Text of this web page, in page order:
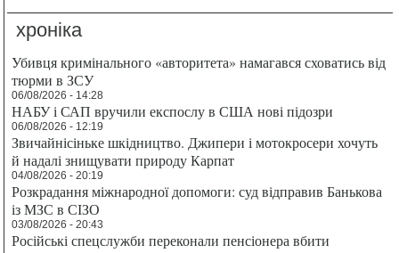
хроніка
Убивця кримінального «авторитета» намагався сховатись від
тюрми в ЗСУ
06/08/2026 - 14:28
НАБУ і САП вручили експослу в США нові підозри
06/08/2026 - 12:19
Звичайнісіньке шкідництво. Джипери і мотокросери хочуть
й надалі знищувати природу Карпат
04/08/2026 - 20:19
Розкрадання міжнародної допомоги: суд відправив Банькова
із МЗС в СІЗО
03/08/2026 - 20:43
Російські спецслужби переконали пенсіонера вбити